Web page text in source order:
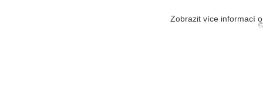
Zobrazit více informací